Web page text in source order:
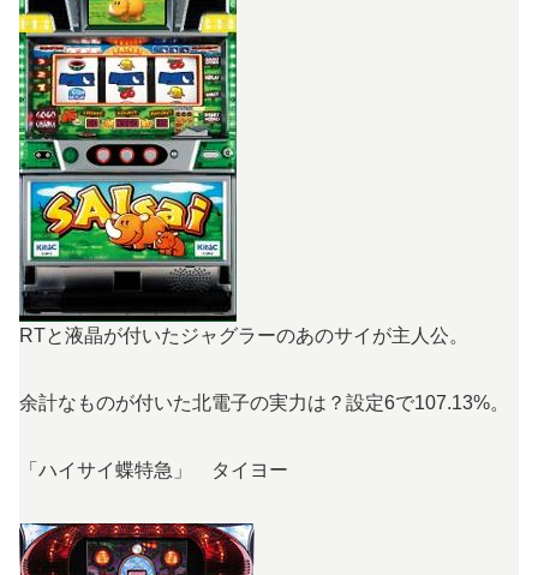
RTと液晶が付いたジャグラーのあのサイが主人公。
余計なものが付いた北電子の実力は？設定6で107.13%。
「ハイサイ蝶特急」 タイヨー